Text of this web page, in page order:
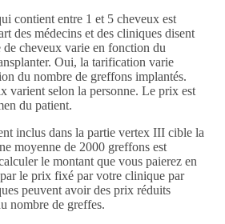
contient entre 1 et 5 cheveux est
des médecins et des cliniques disent
cheveux varie en fonction du
Oui, la tarification varie
du nombre de greffons implantés.
varient selon la personne. Le prix est
du patient.
inclus dans la partie vertex III cible la
moyenne de 2000 greffons est
le montant que vous paierez en
le prix fixé par votre clinique par
peuvent avoir des prix réduits
nombre de greffes.